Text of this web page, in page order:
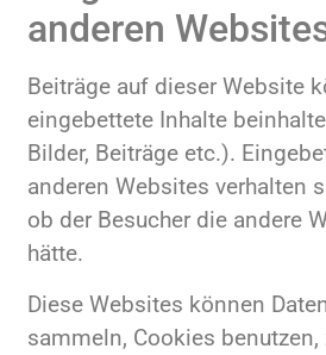
anderen
Beiträge auf dieser Website
eingebettete Inhalte
Bilder, Beiträge etc.).
anderen Websites verhalten
ob der Besucher die andere
hätte.
Diese Websites können
sammeln, Cookies